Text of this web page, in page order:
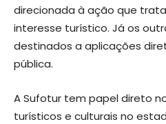
direcionada à ação que
interesse turístico. Já os
destinados a aplicações
pública.
A Sufotur tem papel direto
turísticos e culturais no